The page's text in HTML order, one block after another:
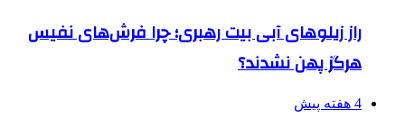
راز زیلوهای آبی بیت رهبری؛ چرا فرش‌های نفیس
هرگز پهن نشدند؟
4 هفته پیش